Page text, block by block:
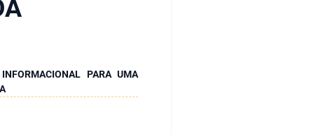
PARA UMA